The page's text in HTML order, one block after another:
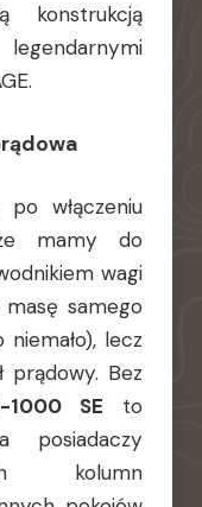
konstrukcją
włączeniu
mamy do
wagi
samego
lecz
prądowy. Bez
SE to
posiadaczy
kolumn